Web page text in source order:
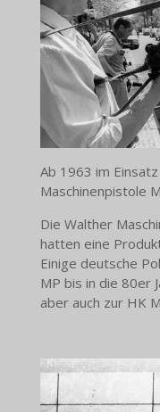
Ab 1963 im
Maschinenpistole
Die Walther
hatten eine
Einige deutsche
MP bis in die 80er
aber auch zur HK